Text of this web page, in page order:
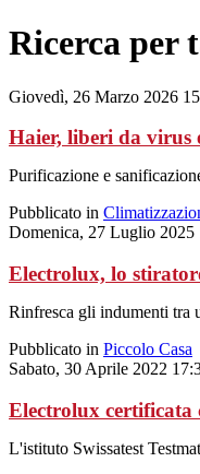
Ricerca per
Giovedì, 26 Marzo 2026
Haier, liberi da virus
Purificazione e
Pubblicato in
Domenica, 27 Luglio 2025
Electrolux, lo
Rinfresca gli indumenti tra
Pubblicato in Piccolo Casa
Sabato, 30 Aprile 2022
Electrolux certificata
L'istituto Swissatest